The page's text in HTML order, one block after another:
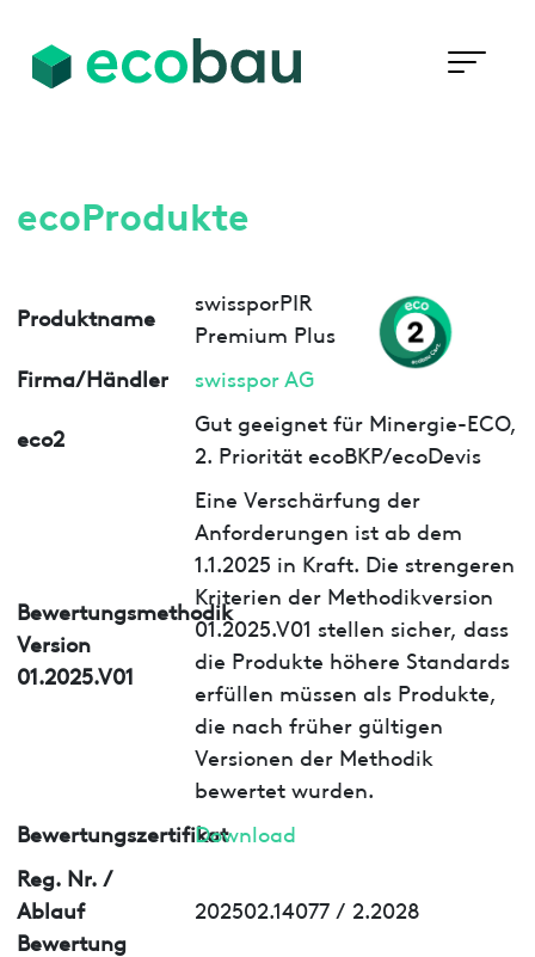
ecoProdukte
Produktname
swissporPIR
Premium Plus
Firma/Händler
swisspor AG
eco2
Gut geeignet für Minergie-ECO,
2. Priorität ecoBKP/ecoDevis
Bewertungsmethodik
Version
01.2025.V01
Eine Verschärfung der
Anforderungen ist ab dem
1.1.2025 in Kraft. Die strengeren
Kriterien der Methodikversion
01.2025.V01 stellen sicher, dass
die Produkte höhere Standards
erfüllen müssen als Produkte,
die nach früher gültigen
Versionen der Methodik
bewertet wurden.
BewertungszertifikatDownload
Reg. Nr. /
Ablauf
Bewertung
202502.14077 / 2.2028